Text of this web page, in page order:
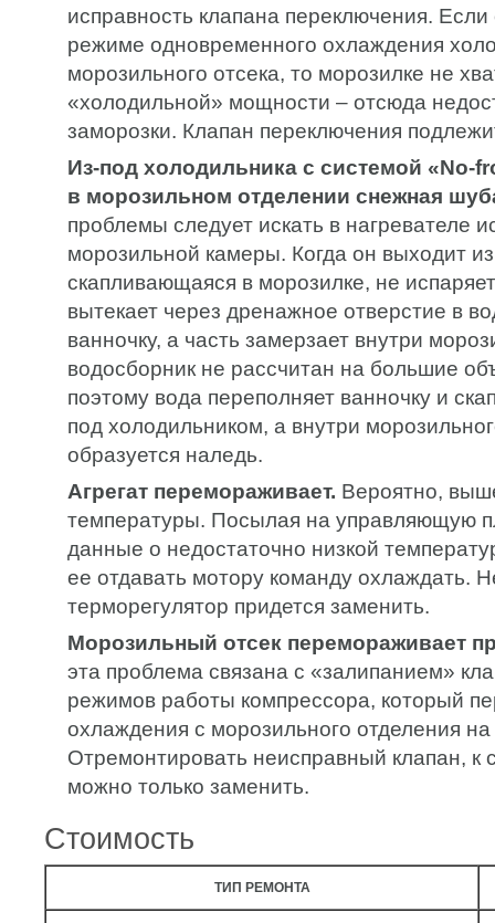
исправность клапана переключения. Если
режиме одновременного охлаждения
морозильного отсека, то морозилке не
«холодильной» мощности – отсюда
заморозки. Клапан переключения
Из-под холодильника с системой «No-
в морозильном отделении снежная
проблемы следует искать в нагревателе
морозильной камеры. Когда он выходит из
скапливающаяся в морозилке, не
вытекает через дренажное отверстие в
ванночку, а часть замерзает внутри
водосборник не рассчитан на большие
поэтому вода переполняет ванночку и
под холодильником, а внутри
образуется наледь.
Агрегат перемораживает. Вероятно,
температуры. Посылая на управляющую
данные о недостаточно низкой
ее отдавать мотору команду охлаждать.
терморегулятор придется заменить.
Морозильный отсек перемораживает
эта проблема связана с «залипанием»
режимов работы компрессора, который
охлаждения с морозильного отделения
Отремонтировать неисправный клапан, к
можно только заменить.
Стоимость
ТИП РЕМОНТА